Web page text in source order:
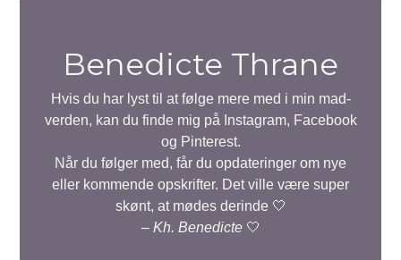
Benedicte Thrane
Hvis du har lyst til at følge mere med i min mad-
verden, kan du finde mig på Instagram, Facebook
og Pinterest.
Når du følger med, får du opdateringer om nye
eller kommende opskrifter. Det ville være super
skønt, at mødes derinde 🤍
– Kh. Benedicte🤍